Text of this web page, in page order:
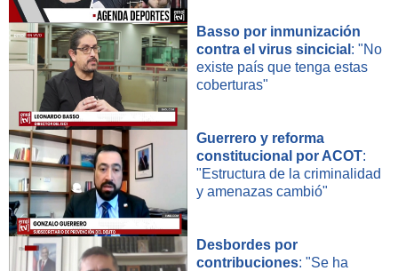
Basso por inmunización
contra el virus sincicial : "No
existe país que tenga estas
coberturas"
Guerrero y reforma
constitucional por ACOT:
"Estructura de la criminalidad
y amenazas cambió"
Desbordes por
contribuciones: "Se ha